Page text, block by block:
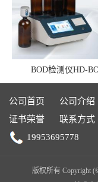
BOD检测仪HD-
公司首页 公司介绍
证书荣誉
联系方式
19953695778
版权所有 Copyright